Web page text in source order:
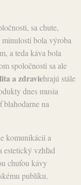
sa chute,
bola výroba
a teda káva bola
spoločnosti sa ale
a zdraviehrajú stále
dnes musia
blahodarne na
komunikácii a
estetický vzhľad
chuťou kávy
publiku.